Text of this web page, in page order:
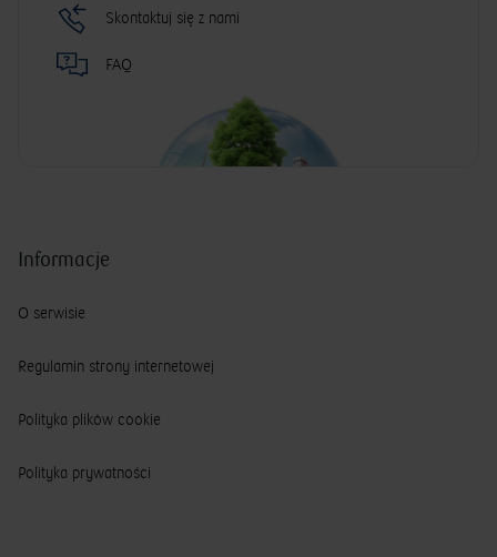
Skontaktuj się z nami
FAQ
Informacje
O serwisie
Regulamin strony internetowej
Polityka plików cookie
Polityka prywatności